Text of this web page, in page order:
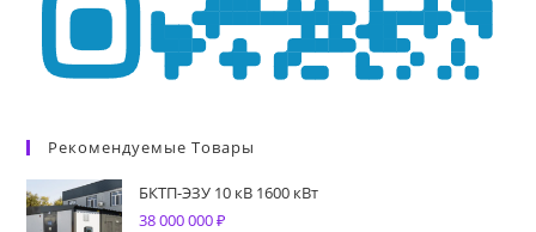
Рекомендуемые Товары
БКТП-ЭЗУ 10 кВ 1600 кВт
38 000 000₽